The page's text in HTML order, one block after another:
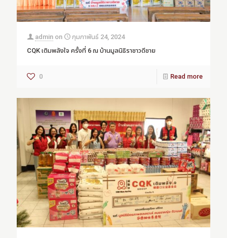
admin on
กุมภาพันธ์ 24, 2024
CQK เติมพลังใจ ครั้งที่ 6 ณ บ้านมูลนิธิราชาวดีชาย
0 Read more